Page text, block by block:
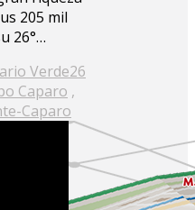
205 mil
26°…
Verde26
Caparo ,
Caparo